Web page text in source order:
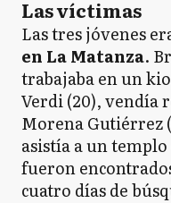
Las víctimas
Las tres jóvenes
en La Matanza.
trabajaba en un
Verdi (20), vendía
Morena Gutiérrez
asistía a un
fueron
cuatro días de